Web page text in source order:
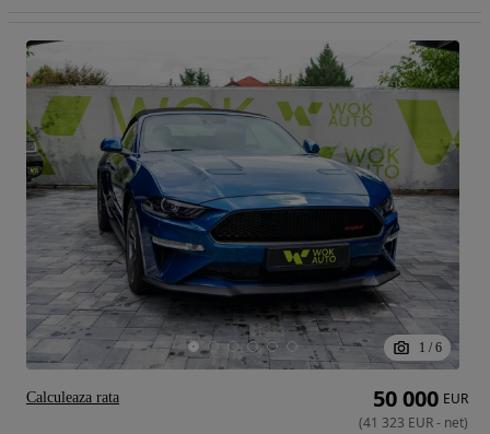
1 / 6
50 000 EUR
(41 323 EUR- net)
Calculeaza rata